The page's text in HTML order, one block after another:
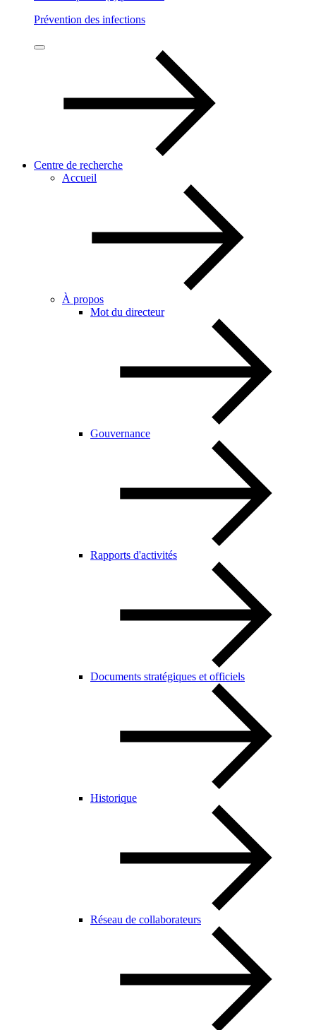
Prévention des infections
Centre de recherche
Accueil
À propos
Mot du directeur
Gouvernance
Rapports d'activités
Documents stratégiques et officiels
Historique
Réseau de collaborateurs